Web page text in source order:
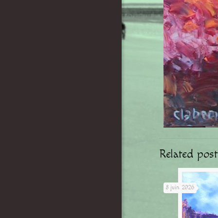
Related
8 juin 2026